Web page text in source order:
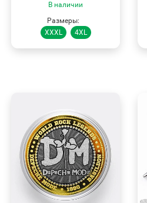
В наличии
Размеры:
XXXL
4XL